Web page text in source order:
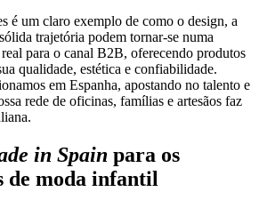
é um claro exemplo de como o design, a
trajetória podem tornar-se numa
para o canal B2B, oferecendo produtos
qualidade, estética e confiabilidade.
em Espanha, apostando no talento e
rede de oficinas, famílias e artesãos faz
in Spain para os
de moda infantil